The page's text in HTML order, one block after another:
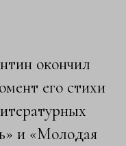
окончил
его стихи
и «Мол­одая